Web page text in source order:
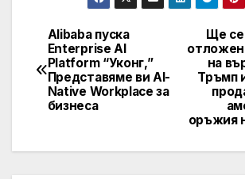
Post
navigation
Ще се
на
Тръмп
оръжия
Alibaba пуска
Enterprise AI
Platform “Уконг,”
Представяме ви AI-
Native Workplace за
бизнеса